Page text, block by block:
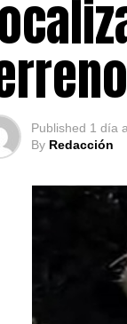
Published 1 día
By Redacción